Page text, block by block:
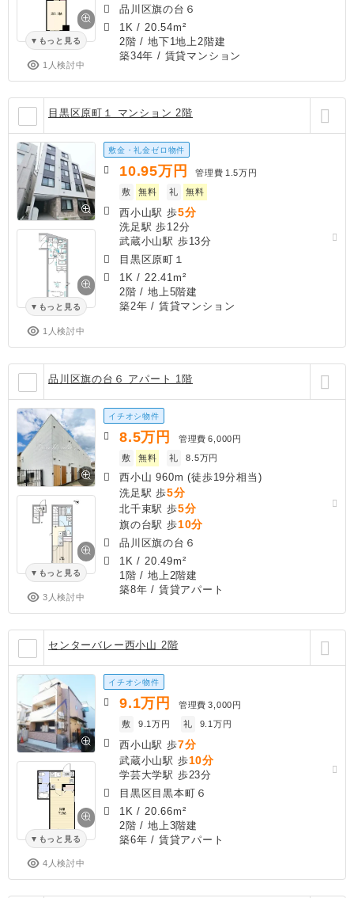
もっと見る
1人検討中
品川区旗の台６
1K / 20.54m²
2階 / 地下1地上2階建
築34年 / 賃貸マンション
目黒区原町１ マンション 2階
もっと見る
1人検討中
敷金・礼金ゼロ物件
10.95万円 管理費 1.5万円
敷
無料 礼 無料
西小山駅 歩5分
洗足駅 歩12分
武蔵小山駅 歩13分
目黒区原町１
1K / 22.41m²
2階 / 地上5階建
築2年 / 賃貸マンション
品川区旗の台６ アパート 1階
もっと見る
3人検討中
イチオシ物件
8.5万円 管理費 6,000円
敷
無料 礼 8.5万円
西小山 960m (徒歩19分相当)
洗足駅 歩5分
北千束駅 歩5分
旗の台駅 歩10分
品川区旗の台６
1K / 20.49m²
1階 / 地上2階建
築8年 / 賃貸アパート
センターバレー西小山 2階
もっと見る
4人検討中
イチオシ物件
9.1万円 管理費 3,000円
敷
9.1万円 礼 9.1万円
西小山駅 歩7分
武蔵小山駅 歩10分
学芸大学駅 歩23分
目黒区目黒本町６
1K / 20.66m²
2階 / 地上3階建
築6年 / 賃貸アパート